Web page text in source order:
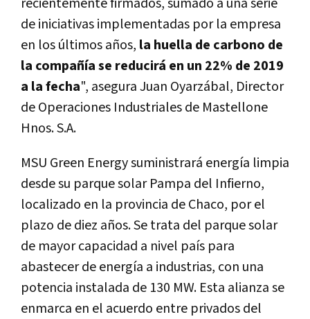
de iniciativas implementadas por la empresa
en los últimos años, la huella de carbono de
la compañía se reducirá en un 22% de 2019
a la fecha", asegura Juan Oyarzábal, Director
de Operaciones Industriales de Mastellone
Hnos. S.A.
MSU Green Energy suministrará energía limpia
desde su parque solar Pampa del Infierno,
localizado en la provincia de Chaco, por el
plazo de diez años. Se trata del parque solar
de mayor capacidad a nivel país para
abastecer de energía a industrias, con una
potencia instalada de 130 MW. Esta alianza se
enmarca en el acuerdo entre privados del